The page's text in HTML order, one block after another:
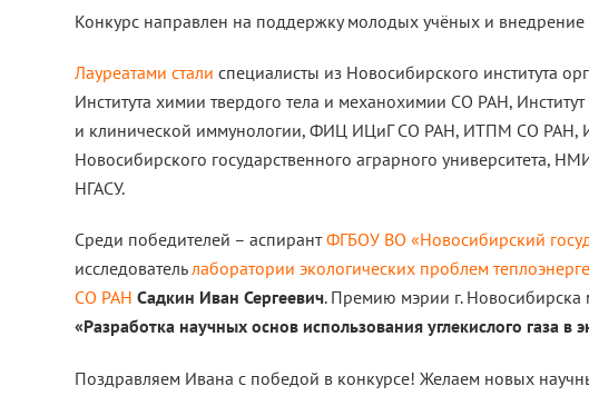
Конкурс направлен на поддержку молодых учёных и внедрение
Лауреатами стали специалисты из Новосибирского института
Института химии твердого тела и механохимии СО РАН,
и клинической иммунологии, ФИЦ ИЦиГ СО РАН, ИТПМ СО
Новосибирского государственного аграрного университета,
НГАСУ.
Среди победителей – аспирантФГБОУ ВО «Новосибирский
исследовательлаборатории экологических проблем
СО РАН Садкин Иван Сергеевич. Премию мэрии г.
«Разработка научных основ использования углекислого газа в
Поздравляем Ивана с победой в конкурсе! Желаем новых